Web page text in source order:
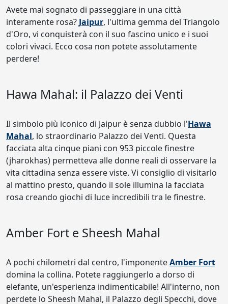
Avete mai sognato di passeggiare in una città
interamente rosa? Jaipur, l'ultima gemma del Triangolo
d'Oro, vi conquisterà con il suo fascino unico e i suoi
colori vivaci. Ecco cosa non potete assolutamente
perdere!
Hawa Mahal: il Palazzo dei Venti
Il simbolo più iconico di Jaipur è senza dubbio l'Hawa
Mahal, lo straordinario Palazzo dei Venti. Questa
facciata alta cinque piani con 953 piccole finestre
(jharokhas) permetteva alle donne reali di osservare la
vita cittadina senza essere viste. Vi consiglio di visitarlo
al mattino presto, quando il sole illumina la facciata
rosa creando giochi di luce incredibili tra le finestre.
Amber Fort e Sheesh Mahal
A pochi chilometri dal centro, l'imponenteAmber Fort
domina la collina. Potete raggiungerlo a dorso di
elefante, un'esperienza indimenticabile! All'interno, non
perdete lo Sheesh Mahal, il Palazzo degli Specchi, dove